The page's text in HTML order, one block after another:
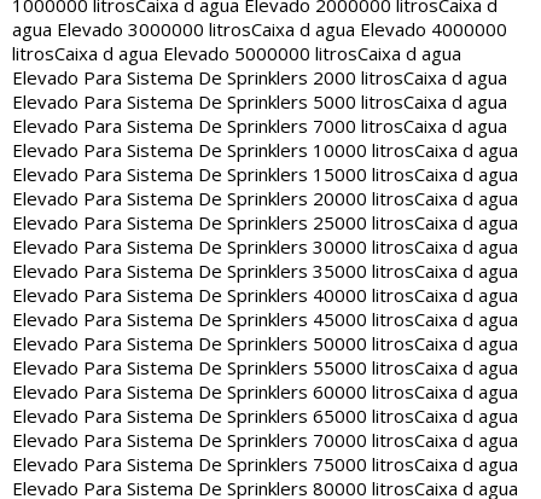
1000000 litrosCaixa d agua Elevado 2000000 litrosCaixa d
agua Elevado 3000000 litrosCaixa d agua Elevado 4000000
litrosCaixa d agua Elevado 5000000 litrosCaixa d agua
Elevado Para Sistema De Sprinklers 2000 litrosCaixa d agua
Elevado Para Sistema De Sprinklers 5000 litrosCaixa d agua
Elevado Para Sistema De Sprinklers 7000 litrosCaixa d agua
Elevado Para Sistema De Sprinklers 10000 litrosCaixa d agua
Elevado Para Sistema De Sprinklers 15000 litrosCaixa d agua
Elevado Para Sistema De Sprinklers 20000 litrosCaixa d agua
Elevado Para Sistema De Sprinklers 25000 litrosCaixa d agua
Elevado Para Sistema De Sprinklers 30000 litrosCaixa d agua
Elevado Para Sistema De Sprinklers 35000 litrosCaixa d agua
Elevado Para Sistema De Sprinklers 40000 litrosCaixa d agua
Elevado Para Sistema De Sprinklers 45000 litrosCaixa d agua
Elevado Para Sistema De Sprinklers 50000 litrosCaixa d agua
Elevado Para Sistema De Sprinklers 55000 litrosCaixa d agua
Elevado Para Sistema De Sprinklers 60000 litrosCaixa d agua
Elevado Para Sistema De Sprinklers 65000 litrosCaixa d agua
Elevado Para Sistema De Sprinklers 70000 litrosCaixa d agua
Elevado Para Sistema De Sprinklers 75000 litrosCaixa d agua
Elevado Para Sistema De Sprinklers 80000 litrosCaixa d agua